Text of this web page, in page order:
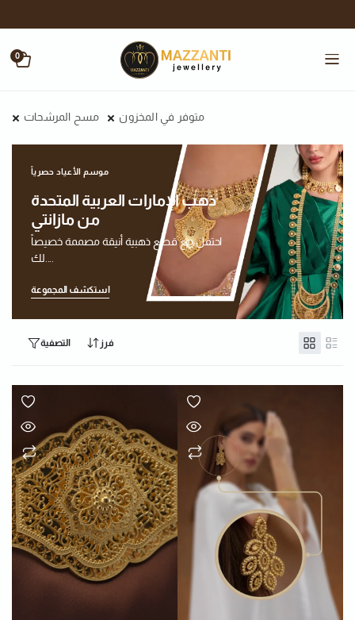
0
مسح المرشحات متوفر في المخزون
موسم الأعياد حصرياً
ذهب الإمارات العربية المتحدة
من مازانتي
احتفل مع قطع ذهبية أنيقة مصممة خصيصاً
استكشف المجموعة
التصفية فرز